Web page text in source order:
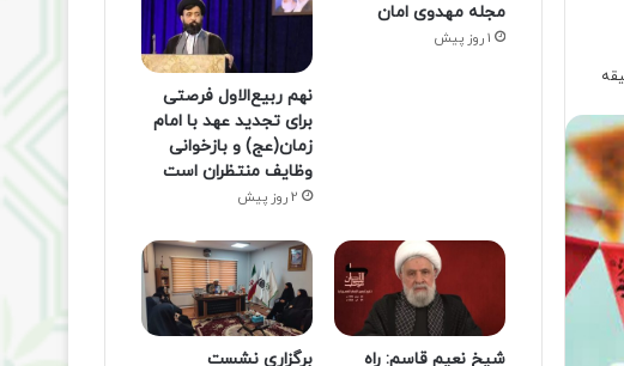
مجله مهدوی امان
1 روز پیش
نهم ربیع‌الاول فرصتی
برای تجدید عهد با امام
زمان(عج) و بازخوانی
وظایف منتظران است
2 روز پیش
شیخ نعیم قاسم: راه
برگزاری نشست